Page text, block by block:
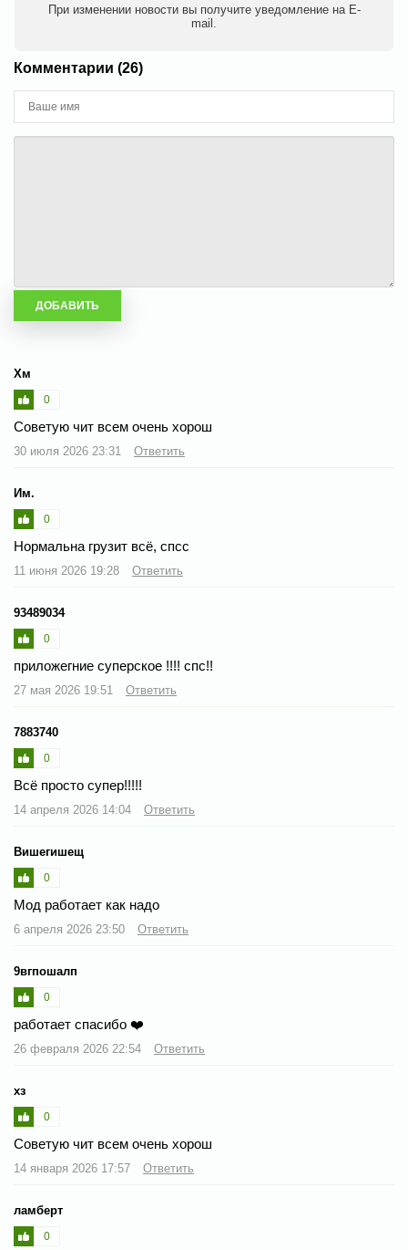
При изменении новости вы получите уведомление на E-
mail.
Комментарии (26)
Хм
0
Советую чит всем очень хорош
30 июля 2026 23:31 Ответить
Им.
0
Нормальна грузит всё, спсс
11 июня 2026 19:28 Ответить
93489034
0
приложегние суперское !!!! спс!!
27 мая 2026 19:51 Ответить
7883740
0
Всё просто супер️!!!!!
14 апреля 2026 14:04 Ответить
Вишегишещ
0
Мод работает как надо
6 апреля 2026 23:50 Ответить
9вгпошалп
0
работает спасибо ❤️
26 февраля 2026 22:54 Ответить
хз
0
Советую чит всем очень хорош
14 января 2026 17:57 Ответить
ламберт
0